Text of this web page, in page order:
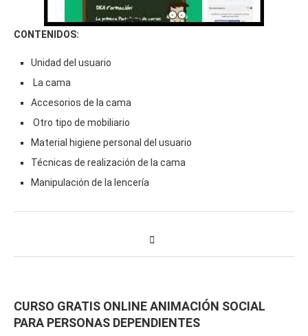
CONTENIDOS:
Unidad del usuario
La cama
Accesorios de la cama
Otro tipo de mobiliario
Material higiene personal del usuario
Técnicas de realización de la cama
Manipulación de la lencería
CURSO GRATIS ONLINE ANIMACIÓN SOCIAL
PARA PERSONAS DEPENDIENTES